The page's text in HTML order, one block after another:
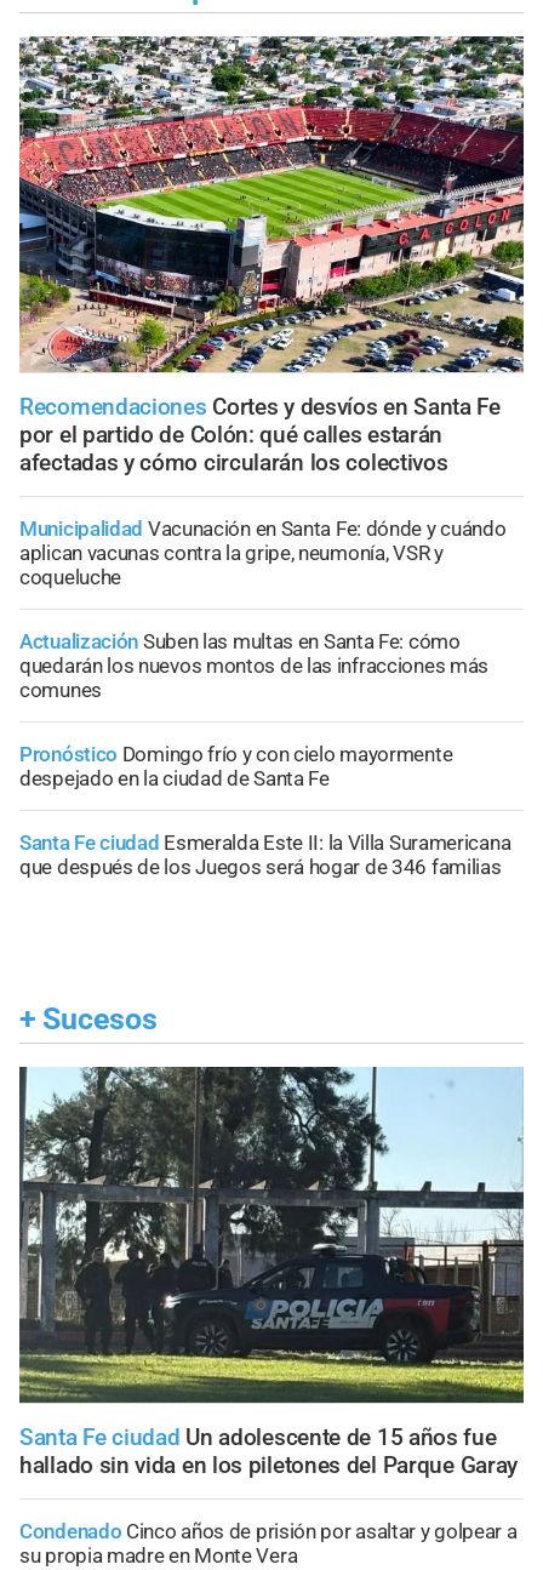
Recomendaciones Cortes y desvíos en Santa Fe
por el partido de Colón: qué calles estarán
afectadas y cómo circularán los colectivos
Municipalidad Vacunación en Santa Fe: dónde y cuándo
aplican vacunas contra la gripe, neumonía, VSR y
coqueluche
Actualización Suben las multas en Santa Fe: cómo
quedarán los nuevos montos de las infracciones más
comunes
Pronóstico Domingo frío y con cielo mayormente
despejado en la ciudad de Santa Fe
Santa Fe ciudad Esmeralda Este II: la Villa Suramericana
que después de los Juegos será hogar de 346 familias
+ Sucesos
Santa Fe ciudad Un adolescente de 15 años fue
hallado sin vida en los piletones del Parque Garay
Condenado Cinco años de prisión por asaltar y golpear a
su propia madre en Monte Vera